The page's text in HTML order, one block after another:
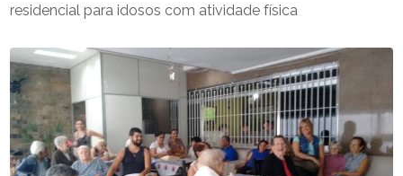
residencial para idosos com atividade física